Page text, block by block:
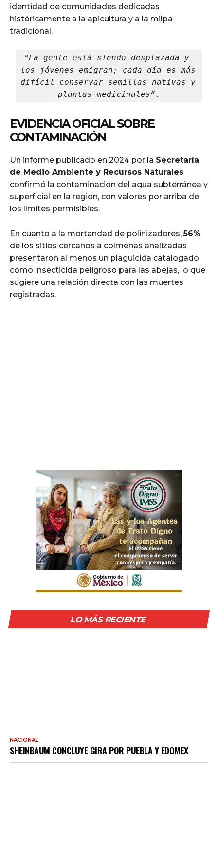
identidad de comunidades dedicadas
históricamente a la apicultura y a la milpa
tradicional.
“La gente está siendo desplazada y
los jóvenes emigran; cada día es más
difícil conservar semillas nativas y
plantas medicinales”.
EVIDENCIA OFICIAL SOBRE
CONTAMINACIÓN
Un informe publicado en 2024 por la Secretaría
de Medio Ambiente y Recursos Naturales
confirmó la contaminación del agua subterránea y
superficial en la región, con valores por arriba de
los límites permisibles.
En cuanto a la mortandad de polinizadores,56%
de los sitios cercanos a colmenas analizadas
presentaron al menos un plaguicida catalogado
como insecticida peligroso para las abejas, lo que
sugiere una relación directa con las muertes
registradas.
LO MÁS RECIENTE
NACIONAL
SHEINBAUM CONCLUYE GIRA POR PUEBLA Y EDOMEX